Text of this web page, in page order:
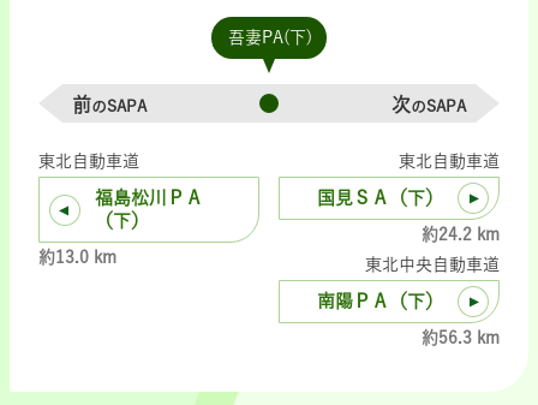
吾妻PA(下)
前のSAPA 次のSAPA
東北自動車道
福島松川ＰＡ
（下）
約13.0 km
東北自動車道
国見ＳＡ（下）
約24.2 km
東北中央自動車道
南陽ＰＡ（下）
約56.3 km